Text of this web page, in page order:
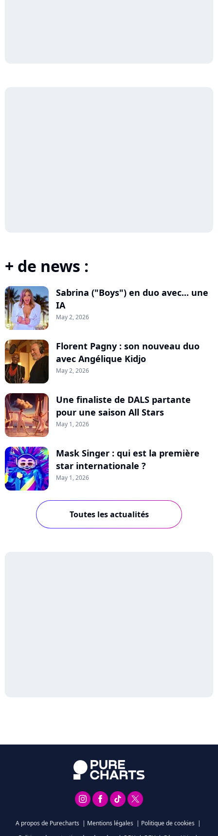
+ de news :
Sabrina ("Boys") en duo avec... une
IA
May 2, 2026
Florent Pagny : son nouveau duo
avec Angélique Kidjo
May 2, 2026
Une finaliste de DALS partante
pour une saison All Stars
May 1, 2026
Mask Singer : qui est la première
star internationale ?
May 1, 2026
Toutes les actualités
A propos de Purecharts | Mentions légales | Politique de cookies |